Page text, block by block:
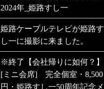
2024年_姫路すし一
姫路ケーブルテレビが姫路す
し一に撮影に来ました。
※終了【会社帰りに如何？】
[ミニ会席] 完全個室・8,500
円・姫路すし一50周年記念メ